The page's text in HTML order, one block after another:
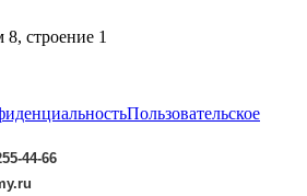
строение 1
Пользовательское
44-66